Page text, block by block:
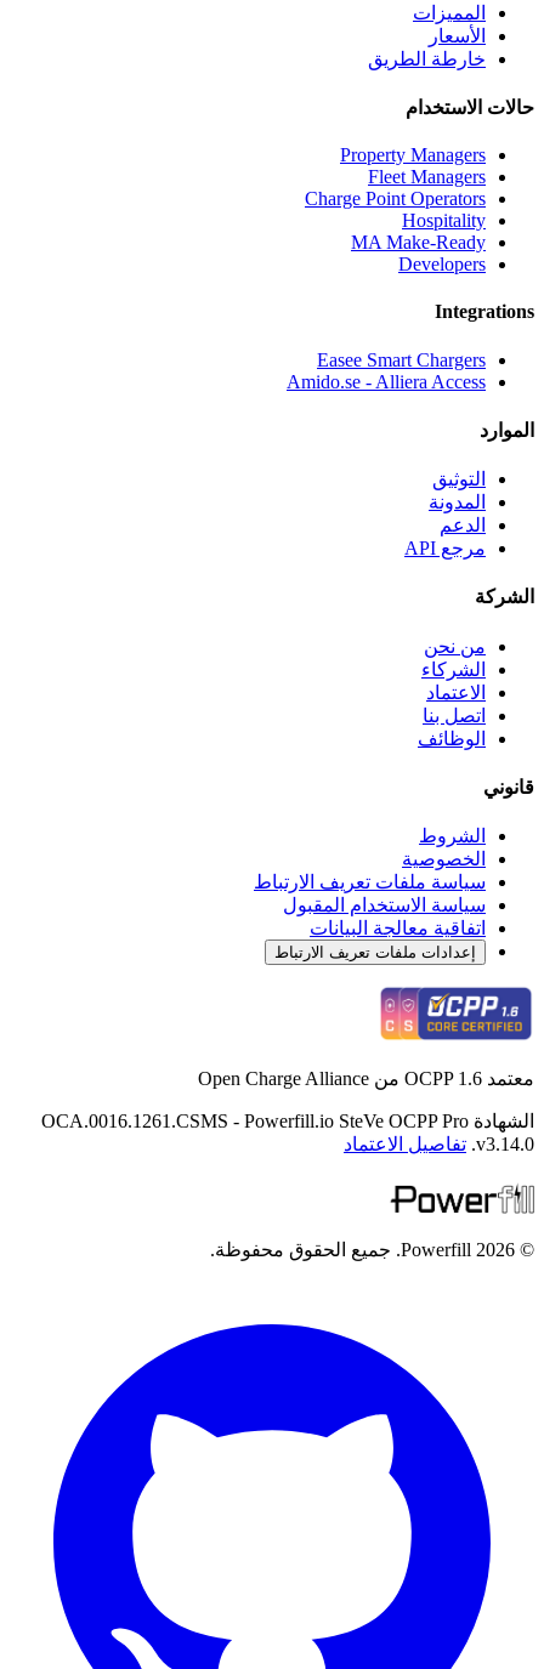
المميزات
الأسعار
خارطة الطريق
حالات الاستخدام
Property Managers
Fleet Managers
Charge Point Operators
Hospitality
MA Make-Ready
Developers
Integrations
Easee Smart Chargers
Amido.se - Alliera Access
الموارد
التوثيق
المدونة
الدعم
مرجع API
الشركة
من نحن
الشركاء
الاعتماد
اتصل بنا
الوظائف
قانوني
الشروط
الخصوصية
سياسة ملفات تعريف الارتباط
سياسة الاستخدام المقبول
اتفاقية معالجة البيانات
إعدادات ملفات تعريف الارتباط
معتمد OCPP 1.6 من Open Charge Alliance
الشهادة OCA.0016.1261.CSMS - Powerfill.io SteVe OCPP Pro
v3.14.0. تفاصيل الاعتماد
© 2026 Powerfill. جميع الحقوق محفوظة.